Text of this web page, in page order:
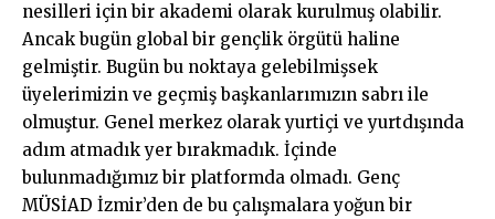
nesilleri için bir akademi olarak kurulmuş olabilir.
Ancak bugün global bir gençlik örgütü haline
gelmiştir. Bugün bu noktaya gelebilmişsek
üyelerimizin ve geçmiş başkanlarımızın sabrı ile
olmuştur. Genel merkez olarak yurtiçi ve yurtdışında
adım atmadık yer bırakmadık. İçinde
bulunmadığımız bir platformda olmadı. Genç
MÜSİAD İzmir’den de bu çalışmalara yoğun bir